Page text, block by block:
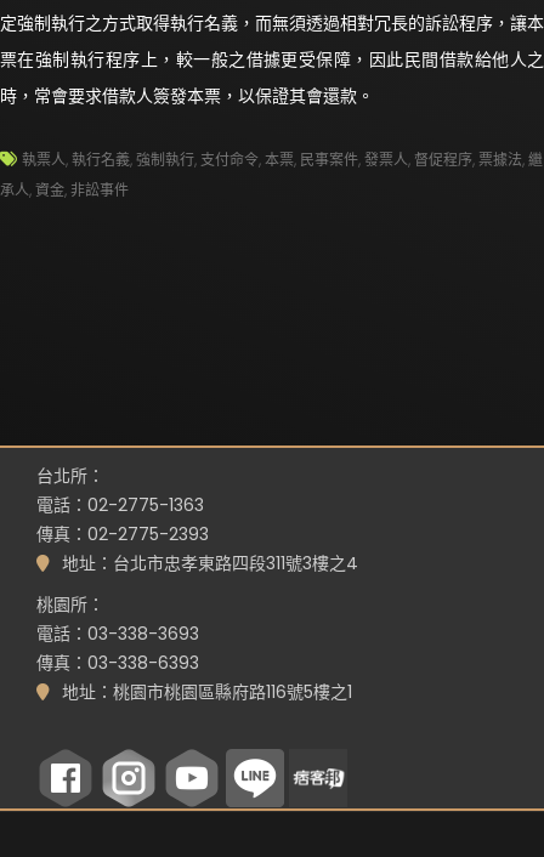
定強制執行之方式取得執行名義，而無須透過相對冗長的訴訟程序，讓本
票在強制執行程序上，較一般之借據更受保障，因此民間借款給他人之
時，常會要求借款人簽發本票，以保證其會還款。
執票人,執行名義,強制執行, 支付命令,本票, 民事案件,發票人, 督促程序,票據法,繼
承人,資金, 非訟事件
台北所：
電話：02-2775-1363
傳真：02-2775-2393
地址：台北市忠孝東路四段311號3樓之4
桃園所：
電話：03-338-3693
傳真：03-338-6393
地址：桃園市桃園區縣府路116號5樓之1